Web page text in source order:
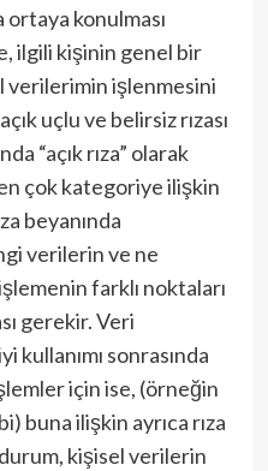
konulması
ilgili kişinin genel bir
verilerimin işlenmesini
uçlu ve belirsiz rızası
“açık rıza” olarak
çok kategoriye ilişkin
beyanında
verilerin ve ne
farklı noktaları
gerekir. Veri
kullanımı sonrasında
için ise, (örneğin
buna ilişkin ayrıca rıza
kişisel verilerin